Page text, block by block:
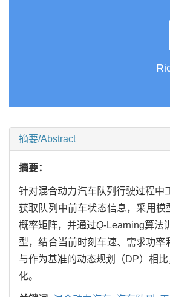
摘要/Abstract
摘要：
针对混合动力汽车队列行驶过程
获取队列中前车状态信息，采用
概率矩阵，并通过Q-Learning算法
型，结合当前时刻车速、需求功
与作为基准的动态规划（DP）相
化。